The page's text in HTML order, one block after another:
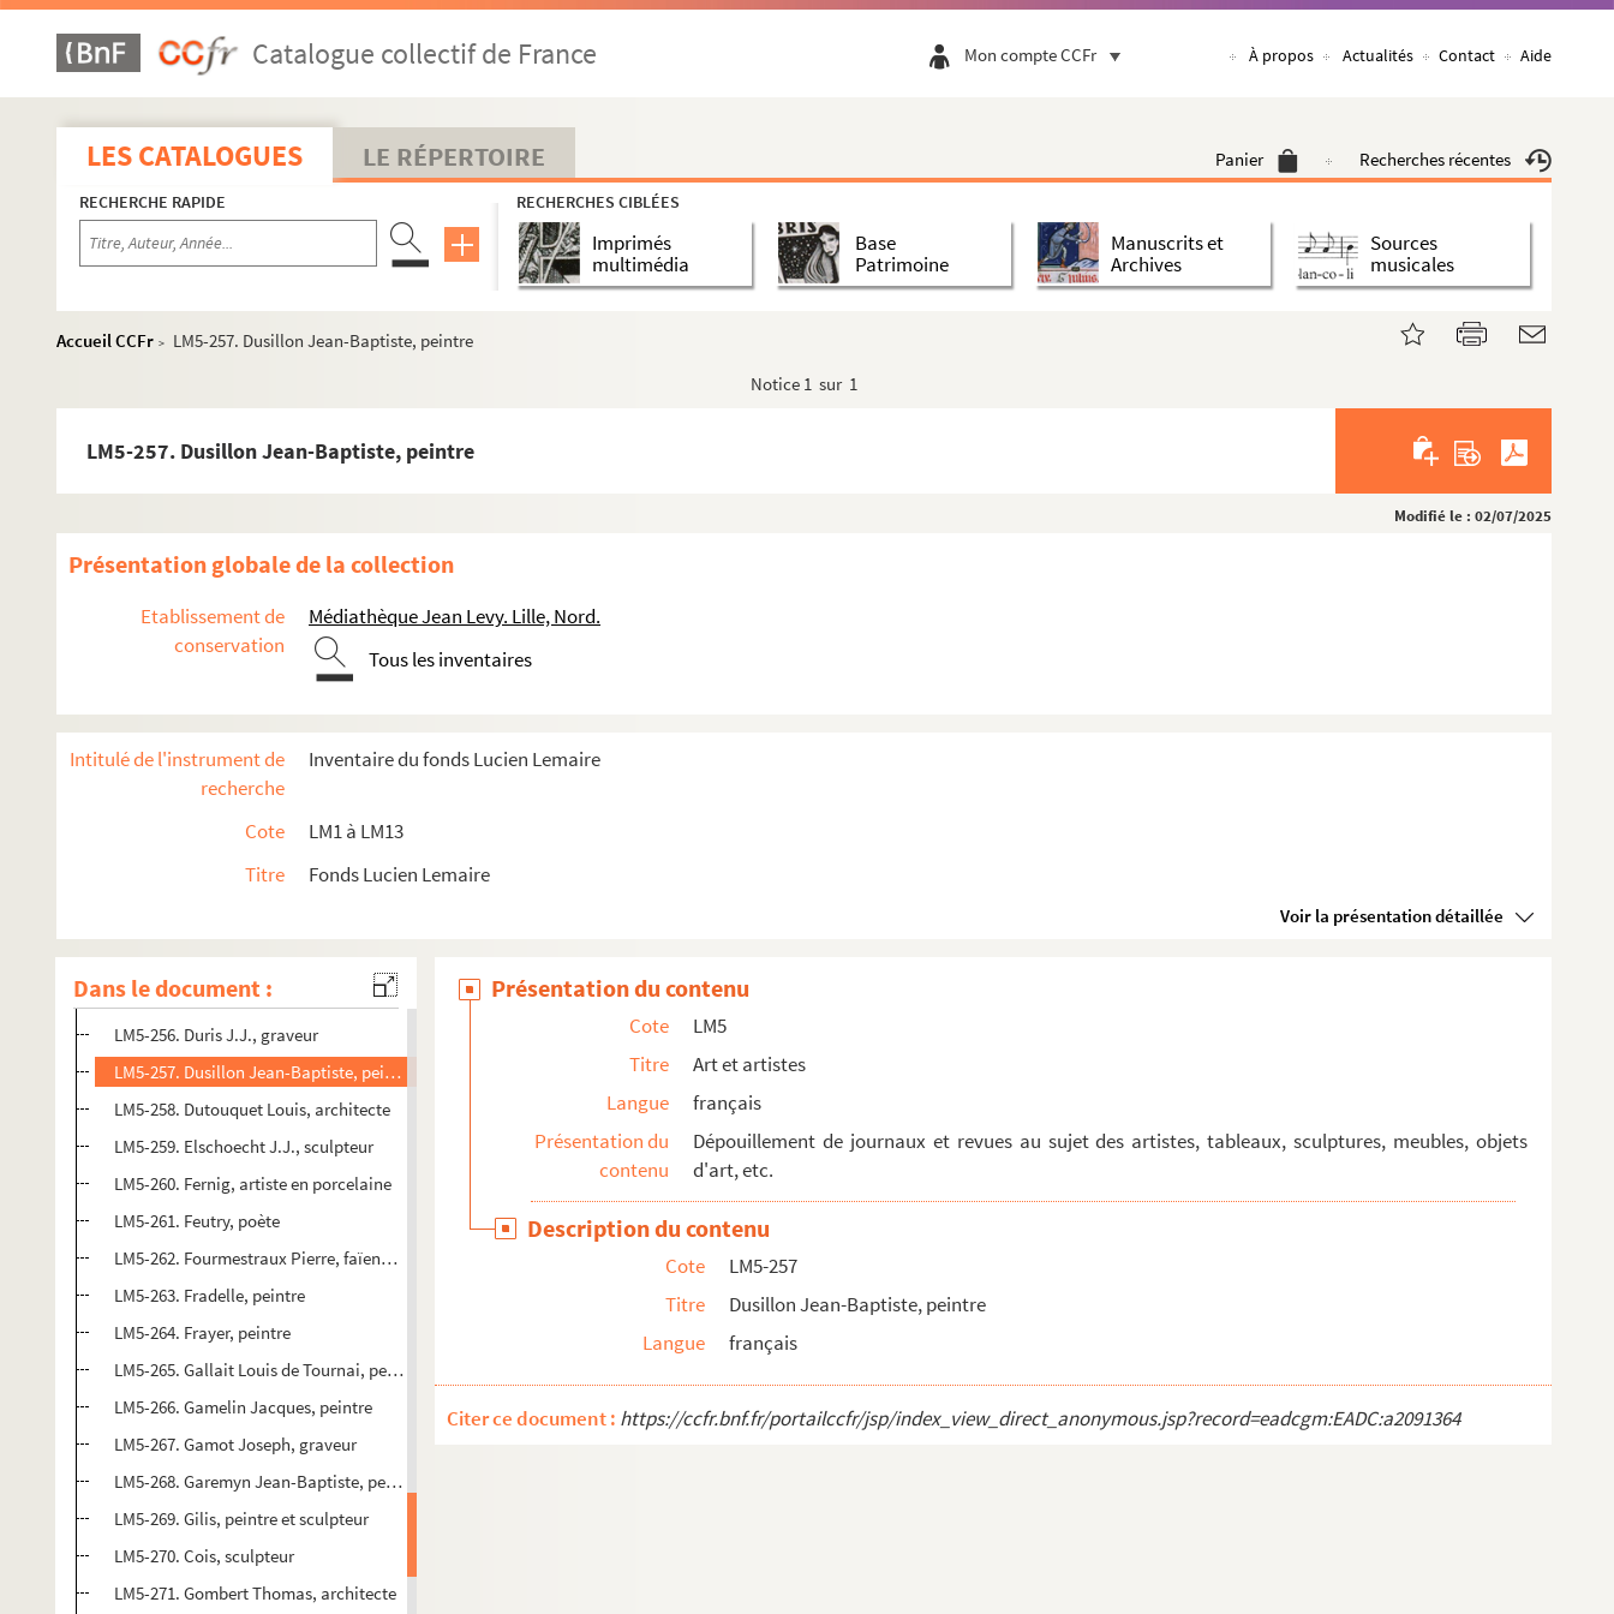
Catalogue collectif de France Mon compte CCFr À propos Actualités Contact Aide
LES CATALOGUES LE RÉPERTOIRE Panier Recherches récentes
RECHERCHE RAPIDE RECHERCHES CIBLÉES
Imprimés
multimédia
Base
Patrimoine
Manuscrits et
Archives
Sources
musicales
Accueil CCFr >
LM5-257. Dusillon Jean-Baptiste, peintre
Notice 1 sur 1
LM5-257. Dusillon Jean-Baptiste, peintre
Modifié le : 02/07/2025
Présentation globale de la collection
Etablissement de
conservation
Médiathèque Jean Levy. Lille, Nord.
Tous les inventaires
Intitulé de l'instrument de
recherche
Inventaire du fonds Lucien Lemaire
Cote
LM1 à LM13
Titre
Fonds Lucien Lemaire
Voir la présentation détaillée
Dans le document :
LM5-229. Chatillon André, architecte
LM5-230. Chigot Eugène de Valenciennes, peintre
LM5-231. Choffard P., graveur
LM5-232. Colas Alphonse de Lille, peintre
LM5-233. Les Corbet, famille d'artiste du Nord
LM5-234. Crauck, peintre
LM5-235. Cuignet Joachim, sculpteur
LM5-240. De Jonghe Jean-Baptiste de Courtrai, peintre
LM5-243. Delerive, peintre
LM5-245. Delorge J., peintre (important dossier)
LM5-246. Denoyelle Léonard de Lille, peintre
LM5-248. Descamps Guillaume, peintre
LM5-249. Descamps Jean-Baptiste, peintre
LM5-252. Drolling, peintre
LM5-254. Ducorron J. d'Ath, peintre
LM5-255. Duran Carolus de Lille, peintre
LM5-256. Duris J.J., graveur
LM5-257. Dusillon Jean-Baptiste, peintre
LM5-258. Dutouquet Louis, architecte
LM5-259. Elschoecht J.J., sculpteur
LM5-260. Fernig, artiste en porcelaine
LM5-261. Feutry, poète
LM5-262. Fourmestraux Pierre, faïencier
LM5-263. Fradelle, peintre
LM5-264. Frayer, peintre
LM5-265. Gallait Louis de Tournai, peintre
LM5-266. Gamelin Jacques, peintre
LM5-267. Gamot Joseph, graveur
LM5-268. Garemyn Jean-Baptiste, peintre
LM5-269. Gilis, peintre et sculpteur
LM5-270. Cois, sculpteur
LM5-271. Gombert Thomas, architecte
Présentation du contenu
Cote
LM5
Titre
Art et artistes
Langue
français
Présentation du
contenu
Dépouillement de journaux et revues au sujet des artistes, tableaux, sculptures, meubles, objets
d'art, etc.
Description du contenu
Cote
LM5-257
Titre
Dusillon Jean-Baptiste, peintre
Langue
français
Citer ce document : https://ccfr.bnf.fr/portailccfr/jsp/index_view_direct_anonymous.jsp?record=eadcgm:EADC:a2091364